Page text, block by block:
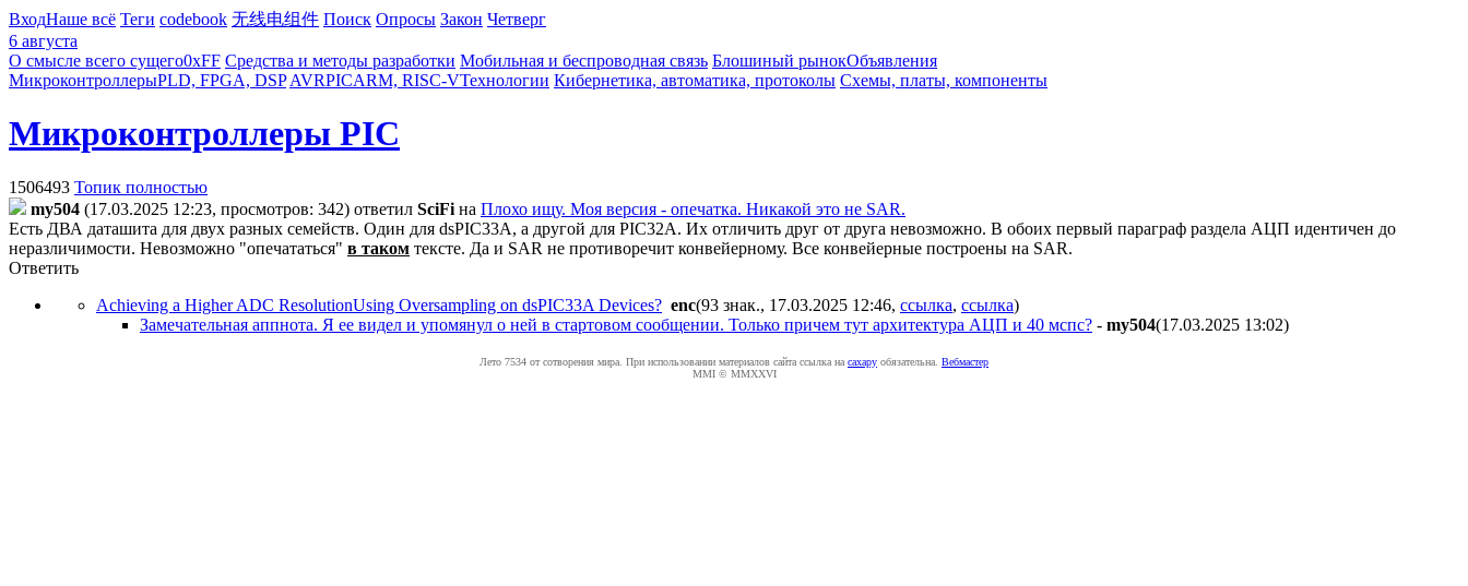
ВходНаше всё Теги codebook 无线电组件 Поиск Опросы Закон Четверг
6 августа
О смысле всего сущего0xFF Средства и методы разработки Мобильная и беспроводная связь Блошиный рынокОбъявления
МикроконтроллерыPLD, FPGA, DSP AVRPICARM, RISC-VТехнологии Кибернетика, автоматика, протоколы Схемы, платы, компоненты
Микроконтроллеры PIC
1506493 Топик полностью
my504 (17.03.2025 12:23, просмотров: 342) ответил SciFi на Плохо ищу. Моя версия - опечатка. Никакой это не SAR.
Есть ДВА даташита для двух разных семейств. Один для dsPIC33A, а другой для PIC32A. Их отличить друг от друга невозможно. В обоих первый параграф раздела АЦП идентичен до
неразличимости. Невозможно "опечататься" в таком тексте. Да и SAR не противоречит конвейерному. Все конвейерные построены на SAR.
Ответить
Achieving a Higher ADC ResolutionUsing Oversampling on dsPIC33A Devices? enc(93 знак., 17.03.2025 12:46, ссылка, ссылка)
Замечательная аппнота. Я ее видел и упомянул о ней в стартовом сообщении. Только причем тут архитектура АЦП и 40 мспс? - my504(17.03.2025 13:02)
Лето 7534 от сотворения мира. При использовании материалов сайта ссылка на caxapу обязательна. Вебмастер
MMI © MMXXVI